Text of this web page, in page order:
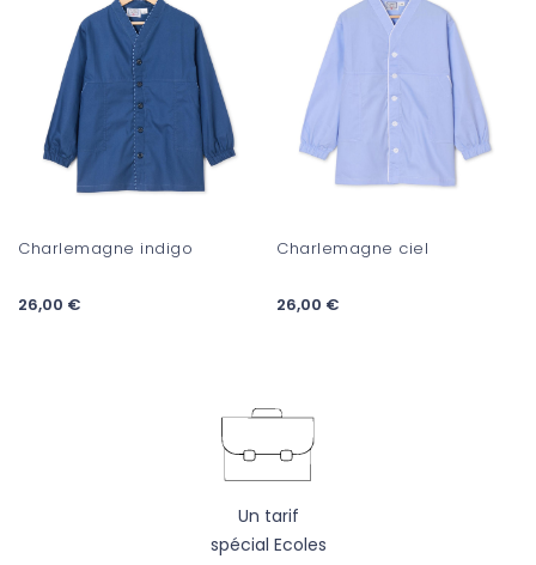
Charlemagne indigo
26,00 €
Charlemagne ciel
26,00 €
Un tarif
spécial Ecoles